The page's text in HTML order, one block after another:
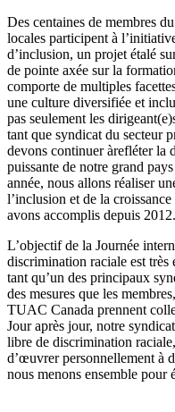
Des centaines de membres
locales participent à
d’inclusion, un projet étalé
de pointe axée sur la
comporte de multiples
une culture diversifiée et
pas seulement les
tant que syndicat du secteur
devons continuer àrefléter la
puissante de notre grand
année, nous allons réaliser
l’inclusion et de la
avons accomplis depuis 2012.
L’objectif de la Journée
discrimination raciale est
tant qu’un des principaux
des mesures que les
TUAC Canada prennent
Jour après jour, notre
libre de discrimination
d’œuvrer personnellement à
nous menons ensemble pour